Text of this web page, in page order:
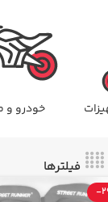
خودرو و
فیلترها
-